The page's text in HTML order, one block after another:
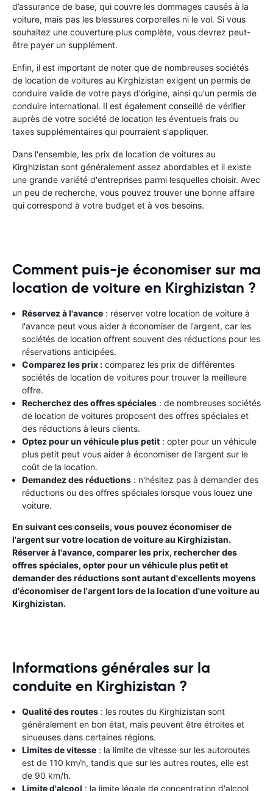
d’assurance de base, qui couvre les dommages causés à la
voiture, mais pas les blessures corporelles ni le vol. Si vous
souhaitez une couverture plus complète, vous devrez peut-
être payer un supplément.
Enfin, il est important de noter que de nombreuses sociétés
de location de voitures au Kirghizistan exigent un permis de
conduire valide de votre pays d'origine, ainsi qu'un permis de
conduire international. Il est également conseillé de vérifier
auprès de votre société de location les éventuels frais ou
taxes supplémentaires qui pourraient s'appliquer.
Dans l'ensemble, les prix de location de voitures au
Kirghizistan sont généralement assez abordables et il existe
une grande variété d'entreprises parmi lesquelles choisir. Avec
un peu de recherche, vous pouvez trouver une bonne affaire
qui correspond à votre budget et à vos besoins.
Comment puis-je économiser sur ma
location de voiture en Kirghizistan ?
Réservez à l'avance : réserver votre location de voiture à
l'avance peut vous aider à économiser de l'argent, car les
sociétés de location offrent souvent des réductions pour les
réservations anticipées.
Comparez les prix : comparez les prix de différentes
sociétés de location de voitures pour trouver la meilleure
offre.
Recherchez des offres spéciales : de nombreuses sociétés
de location de voitures proposent des offres spéciales et
des réductions à leurs clients.
Optez pour un véhicule plus petit : opter pour un véhicule
plus petit peut vous aider à économiser de l'argent sur le
coût de la location.
Demandez des réductions : n'hésitez pas à demander des
réductions ou des offres spéciales lorsque vous louez une
voiture.
En suivant ces conseils, vous pouvez économiser de
l'argent sur votre location de voiture au Kirghizistan.
Réserver à l'avance, comparer les prix, rechercher des
offres spéciales, opter pour un véhicule plus petit et
demander des réductions sont autant d'excellents moyens
d'économiser de l'argent lors de la location d'une voiture au
Kirghizistan.
Informations générales sur la
conduite en Kirghizistan ?
Qualité des routes : les routes du Kirghizistan sont
généralement en bon état, mais peuvent être étroites et
sinueuses dans certaines régions.
Limites de vitesse : la limite de vitesse sur les autoroutes
est de 110 km/h, tandis que sur les autres routes, elle est
de 90 km/h.
Limite d'alcool : la limite légale de concentration d'alcool